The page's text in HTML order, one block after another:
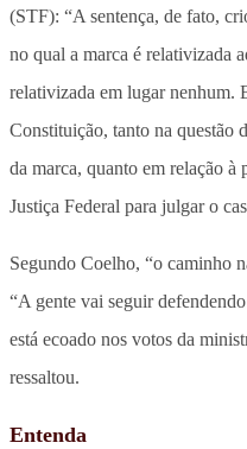
(STF): “A sentença, de fato,
no qual a marca é relativizada
relativizada em lugar nenhum.
Constituição, tanto na questão
da marca, quanto em relação à
Justiça Federal para julgar o
Segundo Coelho, “o caminho
“A gente vai seguir
está ecoado nos votos da
ressaltou.
Entenda